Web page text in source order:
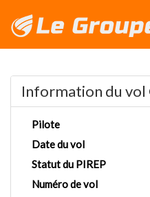
Information du vol
Pilote
Date du vol
Statut du PIREP
Numéro de vol